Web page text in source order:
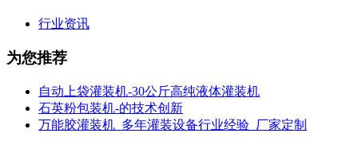
行业资讯
为您推荐
自动上袋灌装机-30公斤高纯液体灌装机
石英粉包装机-的技术创新
万能胶灌装机_多年灌装设备行业经验_厂家定制